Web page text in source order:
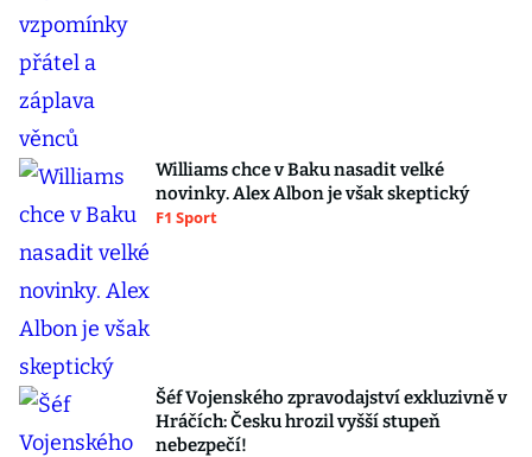
Williams chce v Baku nasadit velké
novinky. Alex Albon je však skeptický
F1 Sport
Šéf Vojenského zpravodajství exkluzivně v
Hráčích: Česku hrozil vyšší stupeň
nebezpečí!